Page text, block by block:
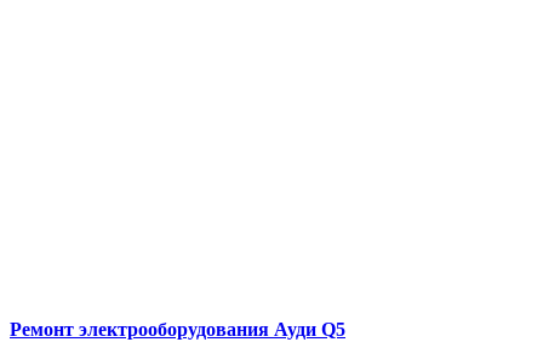
Ремонт электрооборудования Ауди Q5